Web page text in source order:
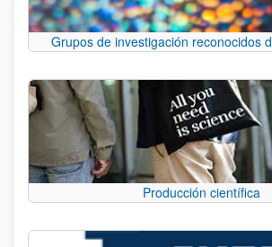
Grupos de investigación reconocidos
Producción científica